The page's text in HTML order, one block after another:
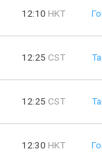
12:10 HKT
12:25 CST
12:25 CST
12:30 HKT